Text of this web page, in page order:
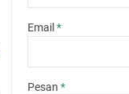
Email *
Pesan *